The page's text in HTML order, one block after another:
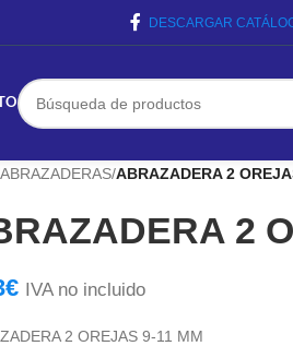
DESCARGAR
ABRAZADERAS/ABRAZADERA 2
2
€ IVA no incluido
2 OREJAS 9-11 MM